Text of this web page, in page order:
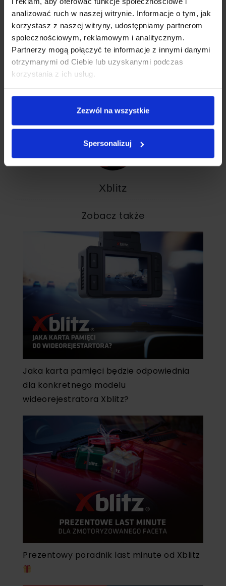
analizować ruch w naszej witrynie. Informacje o tym, jak
korzystasz z naszej witryny, udostępniamy partnerom
społecznościowym, reklamowym i analitycznym.
Partnerzy mogą połączyć te informacje z innymi danymi
otrzymanymi od Ciebie lub uzyskanymi podczas
korzystania z ich usług.
Zezwól na wszystkie
Spersonalizuj
Xblitz FX9 Power – siła magnetyzmu, wygoda bez granic
Niech Twoje urządzenia pracują tak, jak Ty – dynamicznie,
nowocześnie i bez zbędnych kabli.
Sprawdź szczegóły
8 PAŹDZIERNIKA, 2025
Xblitz
Zobacz także
Jaka karta pamięci będzie odpowiednia
dla konkretnego modelu
wideorejestratora Xblitz?
Prezentowy poradnik last minute od Xblitz